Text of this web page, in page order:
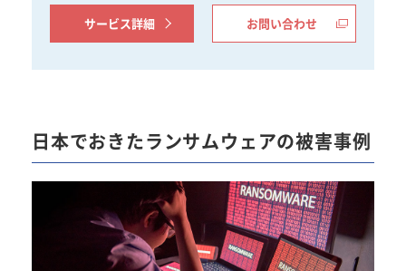
サービス詳細 お問い合わせ
日本でおきたランサムウェアの被害事例